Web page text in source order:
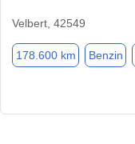
Velbert, 42549
178.600 km Benzin